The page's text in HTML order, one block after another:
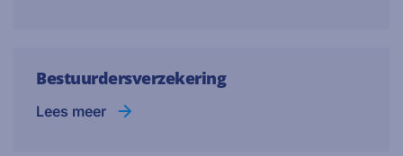
Bestuurdersverzekering
Lees meer